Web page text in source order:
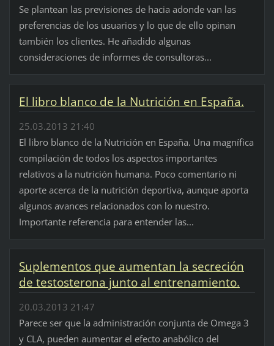
Se plantean las previsiones de hacia adonde van las
preferencias de los usuarios y lo que de ello opinan
también los clientes. He añadido algunas
consideraciones de informes de consultoras...
El libro blanco de la Nutrición en España.
25.03.2013 21:40
El libro blanco de la Nutrición en España. Una magnífica
compilación de todos los aspectos importantes
relativos a la nutrición humana. Poco comentario ni
aporte acerca de la nutrición deportiva, aunque aporta
algunos avances relacionados con lo nuestro.
Importante referencia para entender las...
Suplementos que aumentan la secreción
de testosterona junto al entrenamiento.
20.03.2013 21:47
Parece ser que la administración conjunta de Omega 3
y CLA, pueden aumentar el efecto anabólico del